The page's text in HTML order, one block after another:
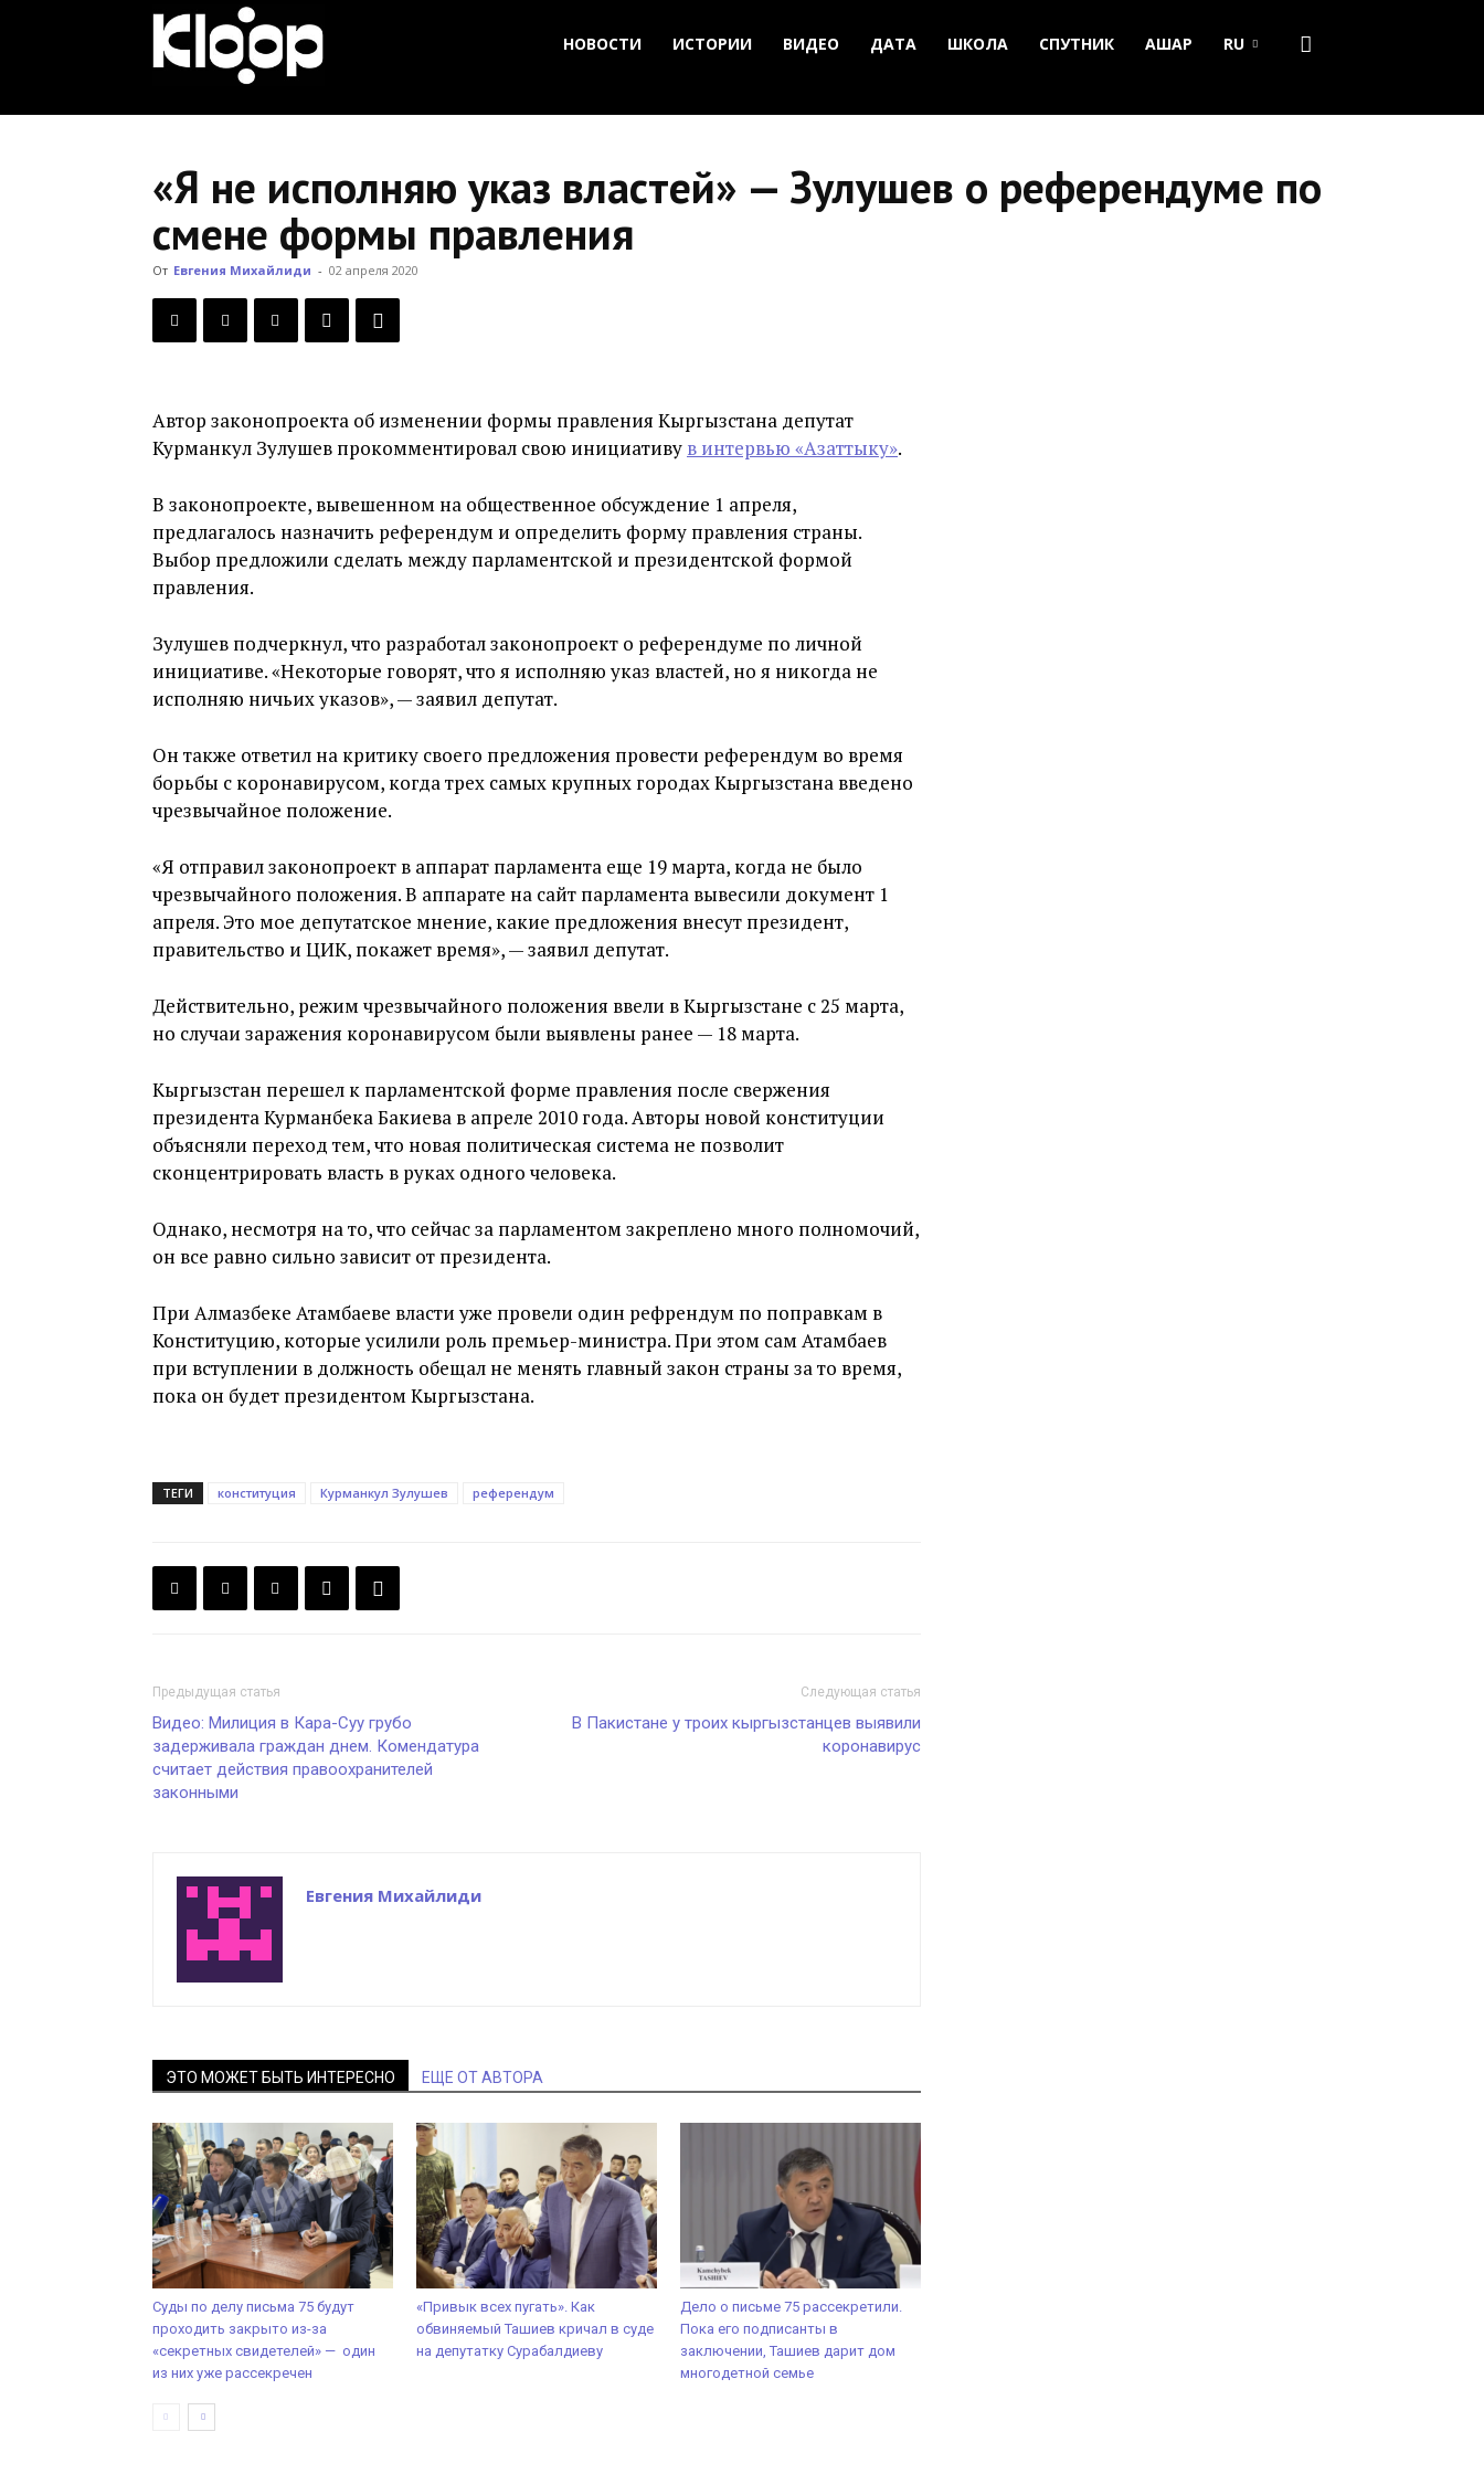
Кыргызстана
НОВОСТИ ИСТОРИИ ВИДЕО ДАТА ШКОЛА СПУТНИК АШАР RU
«Я не исполняю указ властей» — Зулушев о референдуме по
смене формы правления
От Евгения Михайлиди - 02 апреля 2020
Автор законопроекта об изменении формы правления Кыргызстана депутат
Курманкул Зулушев прокомментировал свою инициативу в интервью «Азаттыку».
В законопроекте, вывешенном на общественное обсуждение 1 апреля,
предлагалось назначить референдум и определить форму правления страны.
Выбор предложили сделать между парламентской и президентской формой
правления.
Зулушев подчеркнул, что разработал законопроект о референдуме по личной
инициативе. «Некоторые говорят, что я исполняю указ властей, но я никогда не
исполняю ничьих указов», — заявил депутат.
Он также ответил на критику своего предложения провести референдум во время
борьбы с коронавирусом, когда трех самых крупных городах Кыргызстана введено
чрезвычайное положение.
«Я отправил законопроект в аппарат парламента еще 19 марта, когда не было
чрезвычайного положения. В аппарате на сайт парламента вывесили документ 1
апреля. Это мое депутатское мнение, какие предложения внесут президент,
правительство и ЦИК, покажет время», — заявил депутат.
Действительно, режим чрезвычайного положения ввели в Кыргызстане с 25 марта,
но случаи заражения коронавирусом были выявлены ранее — 18 марта.
Кыргызстан перешел к парламентской форме правления после свержения
президента Курманбека Бакиева в апреле 2010 года. Авторы новой конституции
объясняли переход тем, что новая политическая система не позволит
сконцентрировать власть в руках одного человека.
Однако, несмотря на то, что сейчас за парламентом закреплено много полномочий,
он все равно сильно зависит от президента.
При Алмазбеке Атамбаеве власти уже провели один рефрендум по поправкам в
Конституцию, которые усилили роль премьер-министра. При этом сам Атамбаев
при вступлении в должность обещал не менять главный закон страны за то время,
пока он будет президентом Кыргызстана.
ТЕГИ конституция Курманкул Зулушев референдум
Предыдущая статья
Видео: Милиция в Кара-Суу грубо
задерживала граждан днем. Комендатура
считает действия правоохранителей
законными
Следующая статья
В Пакистане у троих кыргызстанцев выявили
коронавирус
Евгения Михайлиди
ЭТО МОЖЕТ БЫТЬ ИНТЕРЕСНО ЕЩЕ ОТ АВТОРА
Суды по делу письма 75 будут
проходить закрыто из-за
«секретных свидетелей» — один
из них уже рассекречен
«Привык всех пугать». Как
обвиняемый Ташиев кричал в суде
на депутатку Сурабалдиеву
Дело о письме 75 рассекретили.
Пока его подписанты в
заключении, Ташиев дарит дом
многодетной семье